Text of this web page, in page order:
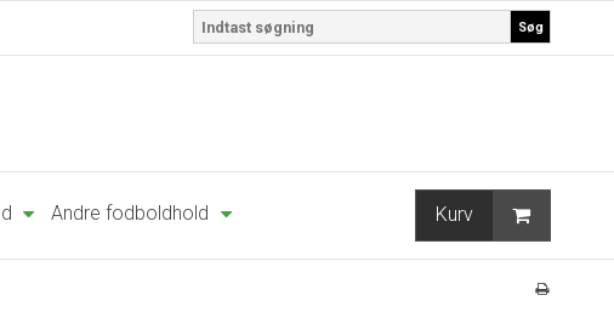
Søg
Andre fodboldhold Kurv